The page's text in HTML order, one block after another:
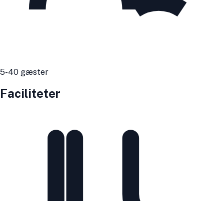
5-40 gæster
Faciliteter